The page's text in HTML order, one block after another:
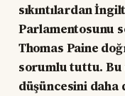
sıkıntılardan
Parlamentosunu
Thomas Paine
sorumlu tuttu. Bu
düşüncesini